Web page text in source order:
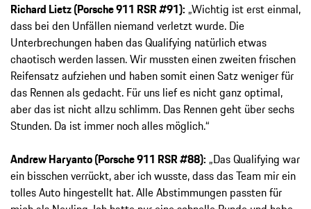
Richard Lietz (Porsche 911 RSR #91): „Wichtig ist erst einmal,
dass bei den Unfällen niemand verletzt wurde. Die
Unterbrechungen haben das Qualifying natürlich etwas
chaotisch werden lassen. Wir mussten einen zweiten frischen
Reifensatz aufziehen und haben somit einen Satz weniger für
das Rennen als gedacht. Für uns lief es nicht ganz optimal,
aber das ist nicht allzu schlimm. Das Rennen geht über sechs
Stunden. Da ist immer noch alles möglich.“
Andrew Haryanto (Porsche 911 RSR #88): „Das Qualifying war
ein bisschen verrückt, aber ich wusste, dass das Team mir ein
tolles Auto hingestellt hat. Alle Abstimmungen passten für